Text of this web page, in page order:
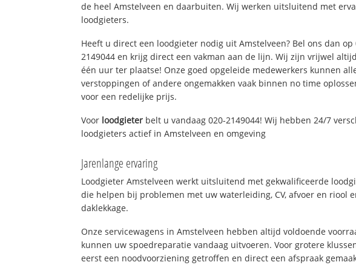
de heel Amstelveen en daarbuiten. Wij werken uitsluitend met
loodgieters.
Heeft u direct een loodgieter nodig uit Amstelveen? Bel ons dan op
2149044 en krijg direct een vakman aan de lijn. Wij zijn vrijwel
één uur ter plaatse! Onze goed opgeleide medewerkers kunnen
verstoppingen of andere ongemakken vaak binnen no time
voor een redelijke prijs.
Voor loodgieter belt u vandaag 020-2149044! Wij hebben 24/7
loodgieters actief in Amstelveen en omgeving
Jarenlange ervaring
Loodgieter Amstelveen werkt uitsluitend met gekwalificeerde
die helpen bij problemen met uw waterleiding, CV, afvoer en riool
daklekkage.
Onze servicewagens in Amstelveen hebben altijd voldoende
kunnen uw spoedreparatie vandaag uitvoeren. Voor grotere
eerst een noodvoorziening getroffen en direct een afspraak